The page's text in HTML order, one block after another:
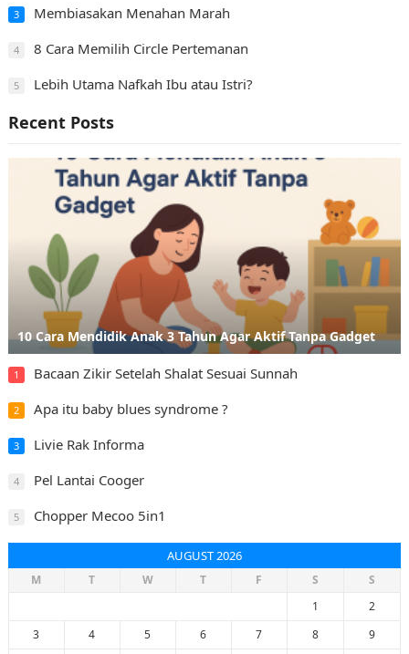
3 Membiasakan Menahan Marah
4 8 Cara Memilih Circle Pertemanan
5 Lebih Utama Nafkah Ibu atau Istri?
Recent Posts
10 Cara Mendidik Anak 3 Tahun Agar Aktif Tanpa Gadget
1 Bacaan Zikir Setelah Shalat Sesuai Sunnah
2 Apa itu baby blues syndrome ?
3 Livie Rak Informa
4 Pel Lantai Cooger
5 Chopper Mecoo 5in1
AUGUST 2026
M T W T F S
S
1
2
3
4 5 6 7 8
9